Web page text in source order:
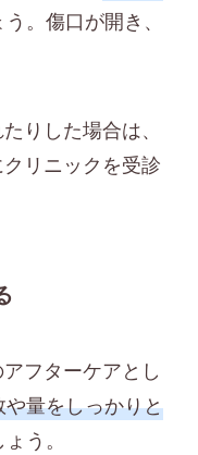
。傷口が開き、
りした場合は、
リニックを受診
フターケアとし
や量をしっかりと
う。